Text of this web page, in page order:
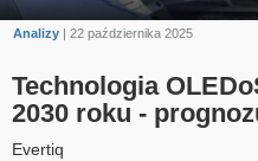
Analizy | 22 października 2025
Technologia
2030 roku -
Evertiq